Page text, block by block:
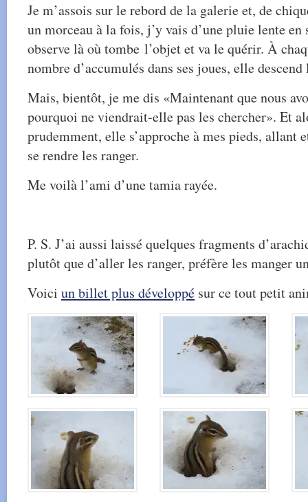
Je m’assois sur le rebord de la galerie et, de
un morceau à la fois, j’y vais d’une pluie lente
observe là où tombe l’objet et va le quérir. À
nombre d’accumulés dans ses joues, elle descend
Mais, bientôt, je me dis «Maintenant que nous
pourquoi ne viendrait-elle pas les chercher». Et
prudemment, elle s’approche à mes pieds, allant
se rendre les ranger.
Me voilà l’ami d’une tamia rayée.
P. S. J’ai aussi laissé quelques fragments
plutôt que d’aller les ranger, préfère les manger
Voici un billet plus développé sur ce tout petit